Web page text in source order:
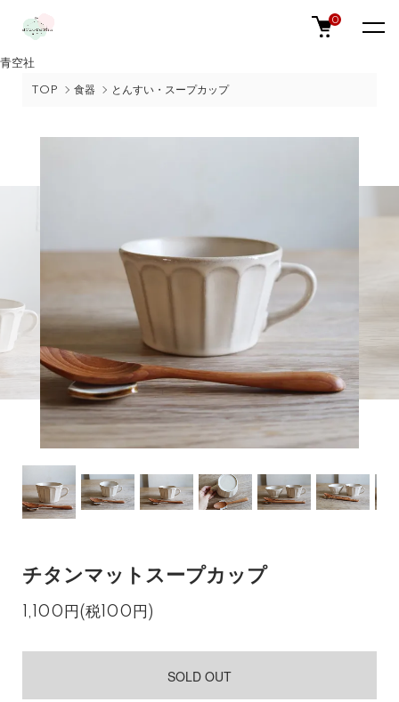
青空社
0
TOP 食器 とんすい・スープカップ
チタンマットスープカップ
1,100円(税100円)
SOLD OUT